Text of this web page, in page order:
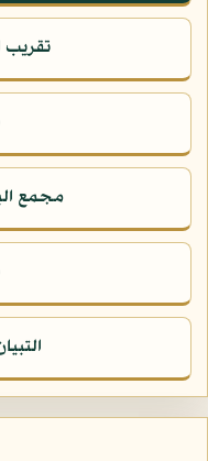
تقريب
مجمع